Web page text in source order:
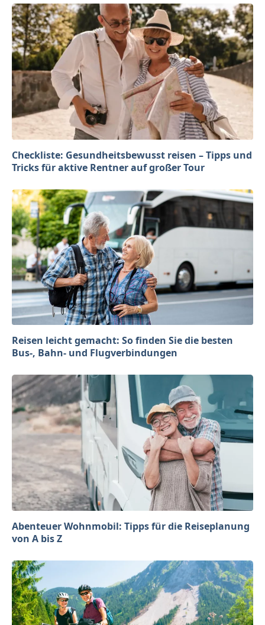
Checkliste: Gesundheitsbewusst reisen – Tipps und
Tricks für aktive Rentner auf großer Tour
Reisen leicht gemacht: So finden Sie die besten
Bus-, Bahn- und Flugverbindungen
Abenteuer Wohnmobil: Tipps für die Reiseplanung
von A bis Z